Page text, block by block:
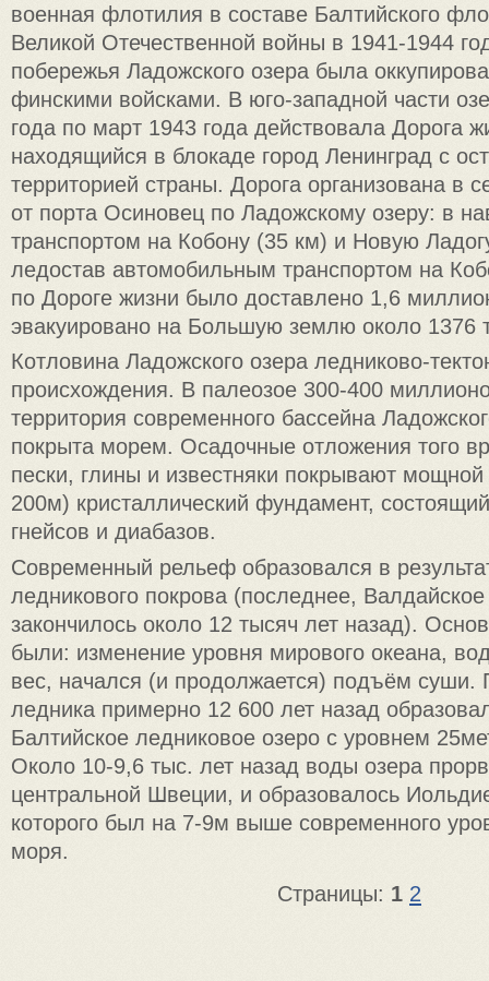
военная флотилия в составе Балтийского
Великой Отечественной войны в 1941-1944
побережья Ладожского озера была
финскими войсками. В юго-западной части
года по март 1943 года действовала Дорога
находящийся в блокаде город Ленинград с
территорией страны. Дорога организована в
от порта Осиновец по Ладожскому озеру: в
транспортом на Кобону (35 км) и Новую
ледостав автомобильным транспортом на
по Дороге жизни было доставлено 1,6
эвакуировано на Большую землю около 1376
Котловина Ладожского озера ледниково-
происхождения. В палеозое 300-400
территория современного бассейна
покрыта морем. Осадочные отложения того
пески, глины и известняки покрывают
200м) кристаллический фундамент,
гнейсов и диабазов.
Современный рельеф образовался в
ледникового покрова (последнее,
закончилось около 12 тысяч лет назад).
были: изменение уровня мирового океана,
вес, начался (и продолжается) подъём суши.
ледника примерно 12 600 лет назад
Балтийское ледниковое озеро с уровнем
Около 10-9,6 тыс. лет назад воды озера
центральной Швеции, и образовалось
которого был на 7-9м выше современного
моря.
Страницы: 1 2